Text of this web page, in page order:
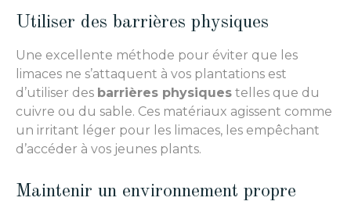
Utiliser des barrières physiques
Une excellente méthode pour éviter que les
limaces ne s’attaquent à vos plantations est
d’utiliser des barrières physiques telles que du
cuivre ou du sable. Ces matériaux agissent comme
un irritant léger pour les limaces, les empêchant
d’accéder à vos jeunes plants.
Maintenir un environnement propre